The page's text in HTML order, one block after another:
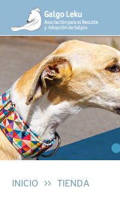
INICIO >> TIENDA